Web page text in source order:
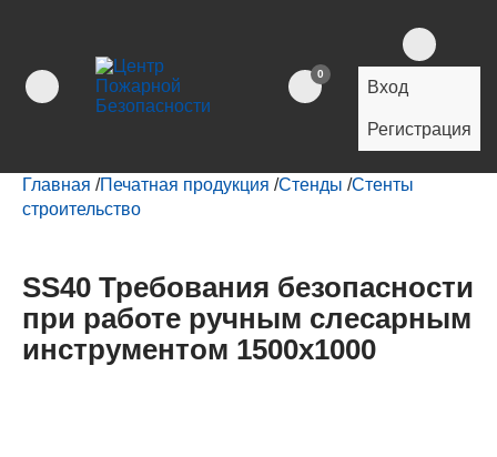
0
Вход
Регистрация
Главная /Печатная продукция /Стенды /Стенты
строительство
SS40 Требования безопасности
при работе ручным слесарным
инструментом 1500х1000